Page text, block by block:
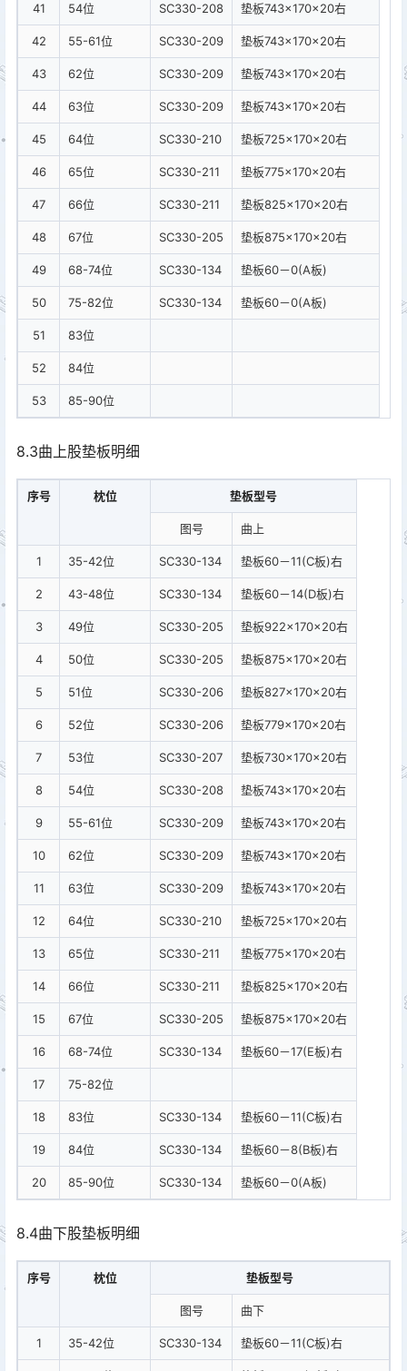
41 54位 SC330-208 垫板743×170×20右
42 55-61位 SC330-209 垫板743×170×20右
43 62位 SC330-209 垫板743×170×20右
44 63位 SC330-209 垫板743×170×20右
45 64位 SC330-210 垫板725×170×20右
46 65位 SC330-211 垫板775×170×20右
47 66位 SC330-211 垫板825×170×20右
48 67位 SC330-205 垫板875×170×20右
49 68-74位 SC330-134 垫板60－0(A板)
50 75-82位 SC330-134 垫板60－0(A板)
51 83位
52 84位
53 85-90位
8.3曲上股垫板明细
序号 枕位 垫板型号
图号 曲上
1 35-42位 SC330-134 垫板60－11(C板)右
2 43-48位 SC330-134 垫板60－14(D板)右
3 49位 SC330-205 垫板922×170×20右
4 50位 SC330-205 垫板875×170×20右
5 51位 SC330-206 垫板827×170×20右
6 52位 SC330-206 垫板779×170×20右
7 53位 SC330-207 垫板730×170×20右
8 54位 SC330-208 垫板743×170×20右
9 55-61位 SC330-209 垫板743×170×20右
10 62位 SC330-209 垫板743×170×20右
11 63位 SC330-209 垫板743×170×20右
12 64位 SC330-210 垫板725×170×20右
13 65位 SC330-211 垫板775×170×20右
14 66位 SC330-211 垫板825×170×20右
15 67位 SC330-205 垫板875×170×20右
16 68-74位 SC330-134 垫板60－17(E板)右
17 75-82位
18 83位 SC330-134 垫板60－11(C板)右
19 84位 SC330-134 垫板60－8(B板)右
20 85-90位 SC330-134 垫板60－0(A板)
8.4曲下股垫板明细
序号 枕位 垫板型号
图号 曲下
1 35-42位 SC330-134 垫板60－11(C板)右